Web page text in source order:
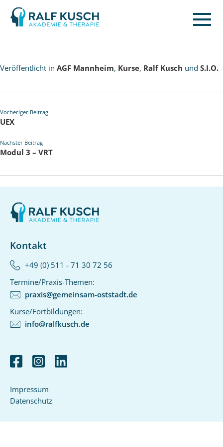
Ralf
Kusch
Veröffentlicht in AGF Mannheim, Kurse, Ralf Kusch und S.I.O.
Vorheriger Beitrag
UEX
Nächster Beitrag
Modul 3 – VRT
Kontakt
+49 (0) 511 - 71 30 72 56‬
Termine/Praxis-Themen:
praxis@gemeinsam-oststadt.de
Kurse/Fortbildungen:
info@ralfkusch.de
Impressum
Datenschutz